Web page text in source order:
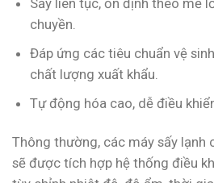
Sấy liên tục, ổn định theo mẻ
chuyền.
Đáp ứng các tiêu chuẩn vệ
chất lượng xuất khẩu.
Tự động hóa cao, dễ điều
Thông thường, các máy sấy lạnh
sẽ được tích hợp hệ thống điều